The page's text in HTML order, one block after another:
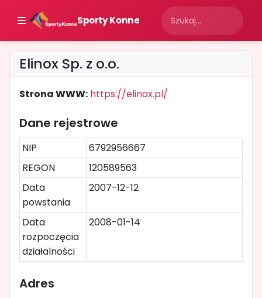
Sporty Konne
Elinox Sp. z o.o.
Strona WWW: https://elinox.pl/
Dane rejestrowe
NIP
6792956667
REGON
120589563
Data
powstania
2007-12-12
Data
rozpoczęcia
działalności
2008-01-14
Adres